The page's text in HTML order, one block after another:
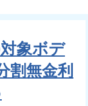
象ボデ
割無金利